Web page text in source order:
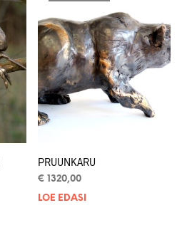
PRUUNKARU
€ 1320,00
LOE EDASI